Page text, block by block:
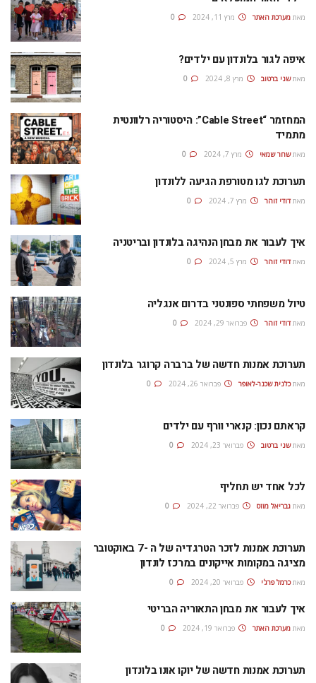
מאת מערכת האתר מרץ 11, 2024
איפה לגור בלונדון עם ילדים?
מאת שני ברטוב מרץ 8, 2024
המחזמר “Cable Street”: היסטוריה רלוונטית
מתמיד
מאת שחר שמאי מרץ 7, 2024
תערוכת לגו מטורפת הגיעה ללונדון
מאת דודי זוהר מרץ 7, 2024
איך לעבור את מבחן הנהיגה בלונדון ובריטניה
מאת דודי זוהר מרץ 5, 2024
טיול משפחתי ספונטני בדרום אנגליה
מאת דודי זוהר פברואר 29, 2024
תערוכת אמנות חדשה של ברברה קרוגר בלונדון
מאת כלנית שכנר-לאופר פברואר 26, 2024
קראתם נכון: קנארי וורף עם ילדים
מאת שני ברטוב פברואר 23, 2024
לכל אחד יש תחליף
מאת גבריאל מוזס פברואר 22, 2024
תערוכת אמנות לזכר הטרגדיה של ה -7 באוקטובר
מציגה במקומות אייקונים במרכז לונדון
מאת כרמל פרג'י פברואר 20, 2024
איך לעבור את מבחן התאוריה הבריטי
מאת מערכת האתר פברואר 19, 2024
תערוכת אמנות חדשה של יוקו אונו בלונדון